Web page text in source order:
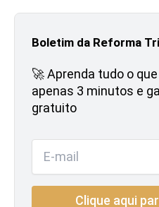
Boletim da Reforma
🚀 Aprenda tudo o
apenas 3 minutos e
gratuito